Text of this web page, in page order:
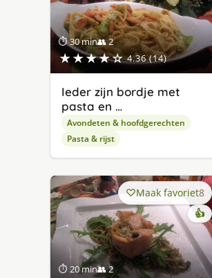
⏱ 30 min👥 2
★★★★☆ 4.36 (14)
Ieder zijn bordje met
pasta en …
Avondeten & hoofdgerechten
Pasta & rijst
⏱ 20 min👥 2
Maak favoriet8
👍